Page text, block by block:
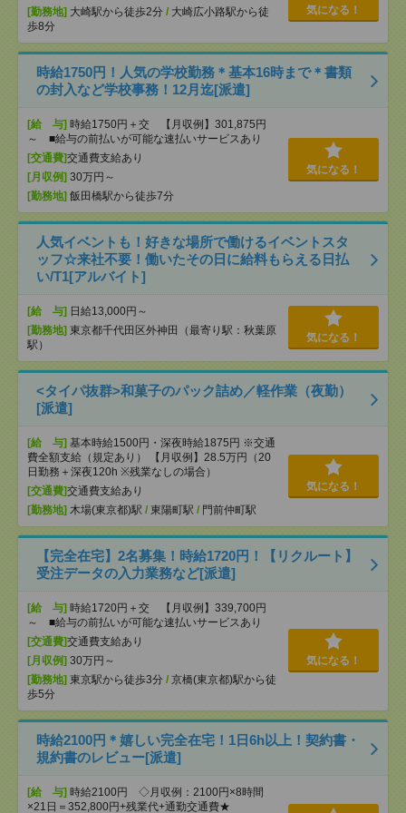
[勤務地] 大崎駅から徒歩2分 / 大崎広小路駅から徒
歩8分
気になる！
時給1750円！人気の学校勤務＊基本16時まで＊書類
の封入など学校事務！12月迄[派遣]
[給 与] 時給1750円＋交 【月収例】301,875円
～ ■給与の前払いが可能な速払いサービスあり
[交通費]交通費支給あり
[月収例] 30万円～
[勤務地] 飯田橋駅から徒歩7分
気になる！
人気イベントも！好きな場所で働けるイベントスタ
ッフ☆来社不要！働いたその日に給料もらえる日払
い/T1[アルバイト]
[給 与] 日給13,000円～
[勤務地] 東京都千代田区外神田（最寄り駅：秋葉原
駅）
気になる！
<タイパ抜群>和菓子のパック詰め／軽作業（夜勤）
[派遣]
[給 与] 基本時給1500円・深夜時給1875円 ※交通
費全額支給（規定あり） 【月収例】28.5万円（20
日勤務＋深夜120h ※残業なしの場合）
[交通費]交通費支給あり
[勤務地] 木場(東京都)駅 / 東陽町駅 / 門前仲町駅
気になる！
【完全在宅】2名募集！時給1720円！【リクルート】
受注データの入力業務など[派遣]
[給 与] 時給1720円＋交 【月収例】339,700円
～ ■給与の前払いが可能な速払いサービスあり
[交通費]交通費支給あり
[月収例] 30万円～
[勤務地] 東京駅から徒歩3分 / 京橋(東京都)駅から徒
歩5分
気になる！
時給2100円＊嬉しい完全在宅！1日6h以上！契約書・
規約書のレビュー[派遣]
[給 与] 時給2100円 ◇月収例：2100円×8時間
×21日＝352,800円+残業代+通勤交通費★